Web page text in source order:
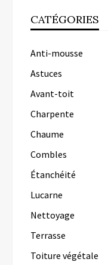
CATÉGORIES
Anti-mousse
Astuces
Avant-toit
Charpente
Chaume
Combles
Étanchéité
Lucarne
Nettoyage
Terrasse
Toiture végétale